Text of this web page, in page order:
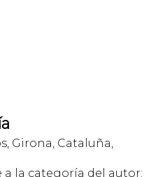
Girona, Cataluña,
la categoría del autor: